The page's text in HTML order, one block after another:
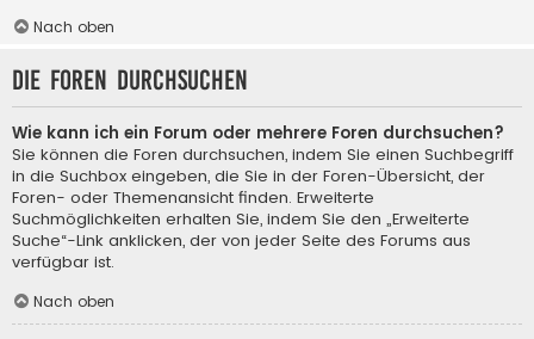
Nach oben
Die Foren durchsuchen
Wie kann ich ein Forum oder mehrere Foren durchsuchen?
Sie können die Foren durchsuchen, indem Sie einen Suchbegriff
in die Suchbox eingeben, die Sie in der Foren-Übersicht, der
Foren- oder Themenansicht finden. Erweiterte
Suchmöglichkeiten erhalten Sie, indem Sie den „Erweiterte
Suche“-Link anklicken, der von jeder Seite des Forums aus
verfügbar ist.
Nach oben